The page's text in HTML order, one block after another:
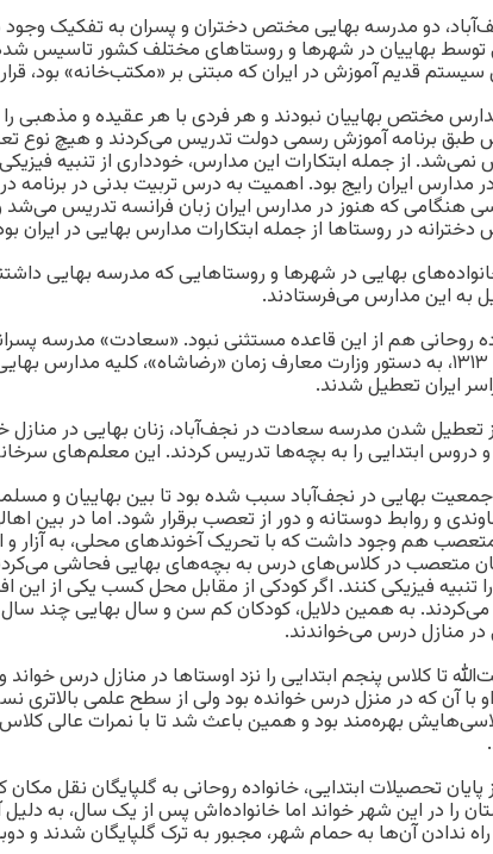
دو مدرسه بهایی مختص دختران و پسران به تفکیک وجود
توسط بهاییان در شهرها و روستاهای مختلف کشور تاسیس
سیستم قدیم آموزش در ایران که مبتنی بر «مکتب‌خانه» بود،
مختص بهاییان نبودند و هر فردی با هر عقیده و مذهبی
طبق برنامه آموزش رسمی دولت تدریس می‌کردند و هیچ نوع
نمی‌شد. از جمله ابتکارات این مدارس، خودداری از تنبیه
مدارس ایران رایج بود. اهمیت به درس تربیت بدنی در برنامه
هنگامی که هنوز در مدارس ایران زبان فرانسه تدریس
دخترانه در روستاها از جمله ابتکارات مدارس بهایی در ایران
بهایی در شهرها و روستاهایی که مدرسه بهایی
به این مدارس می‌فرستادند.
روحانی هم از این قاعده مستثنی نبود. «سعادت» مدرسه
ایران تعطیل شدند.
تعطیل شدن مدرسه سعادت در نجف‌آباد، زنان بهایی در
و دروس ابتدایی را به بچه‌ها تدریس کردند. این معلم‌های
بهایی در نجف‌آباد سبب شده بود تا بین بهاییان و
و روابط دوستانه و دور از تعصب برقرار شود. اما در بین
متعصب هم وجود داشت که با تحریک آخوندهای محلی، به آزار و
متعصب در کلاس‌های درس به بچه‌های بهایی فحاشی می‌کردند
تنبیه فیزیکی کنند. اگر کودکی از مقابل محل کسب یکی از این
می‌کردند. به همین دلایل، کودکان کم سن و سال بهایی چند سال
در منازل درس می‌خواندند.
تا کلاس پنجم ابتدایی را نزد اوستاها در منازل درس
با آن‌ که در منزل درس خوانده بود ولی از سطح علمی بالاتری
بهره‌مند بود و همین باعث شد تا با نمرات عالی
تحصیلات ابتدایی، خانواده روحانی به گلپایگان نقل
را در این شهر خواند اما خانواده‌اش پس از یک سال، به
راه‌ ندادن آن‌ها به حمام شهر، مجبور به ترک گلپایگان شدند و